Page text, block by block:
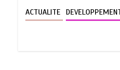
ACTUALITE